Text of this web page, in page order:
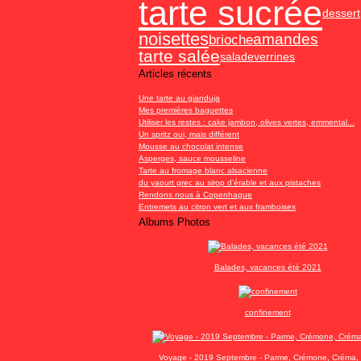
tarte sucréedessert
noisettesbriocheamandes
tarte saléesaladeverrines
Articles récents
Une tarte au gianduja
Mes premières baguettes
Utiliser les restes : cake jambon, olives vertes, emmental...
Un spritz oui, mais différent
Mousse au chocolat intense
Asperges, sauce mousseline
Tarte au fromage blanc alsacienne
du yaourt grec au sirop d'érable et aux pistaches
Rendons nous à Copenhague
Entremets au citron vert et aux framboises
Albums Photos
Balades, vacances été 2021
confinement
Voyage - 2019 Septembre - Parme, Crémone, Créma,